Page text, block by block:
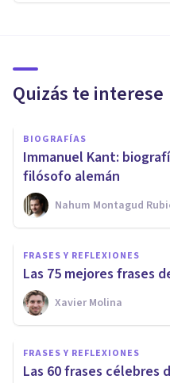
Quizás te interese
BIOGRAFÍAS
Immanuel Kant:
filósofo alemán
Nahum Montagud
FRASES Y REFLEXIONES
Las 75 mejores frases
Xavier Molina
FRASES Y REFLEXIONES
Las 60 frases célebres